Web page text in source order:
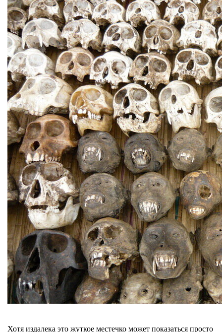
Хотя издалека это жуткое местечко может показаться просто